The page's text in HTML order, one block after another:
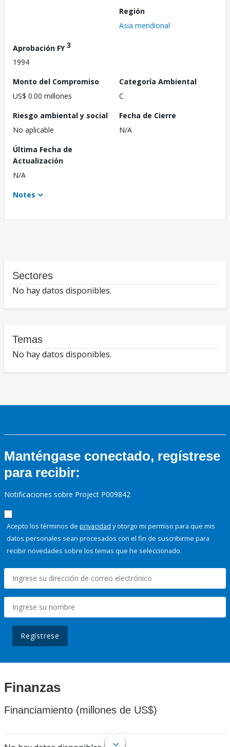
Región
Asia meridional
Aprobación FY3
1994
Monto del Compromiso
US$ 0.00 millones
Categoría Ambiental
C
Riesgo ambiental y social
No aplicable
Fecha de Cierre
N/A
Última Fecha de
Actualización
N/A
Notes
Sectores
No hay datos disponibles.
Temas
No hay datos disponibles.
Manténgase conectado, regístrese
para recibir:
Notificaciones sobre Project P009842
Acepto los términos de privacidad y otorgo mi permiso para que mis
datos personales sean procesados con el fin de suscribirme para
recibir novedades sobre los temas que he seleccionado.
Regístrese
Finanzas
Financiamiento (millones de US$)